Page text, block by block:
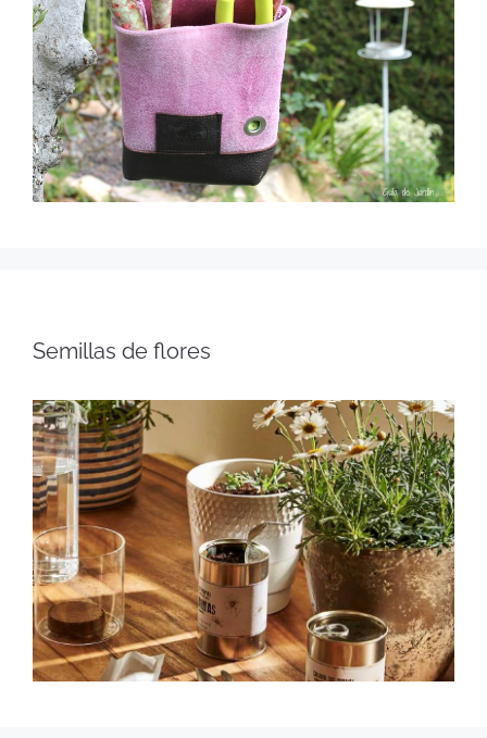
Semillas de flores